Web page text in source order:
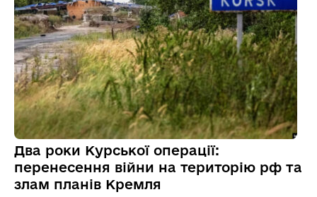
Два роки Курської операції:
перенесення війни на територію рф та
злам планів Кремля